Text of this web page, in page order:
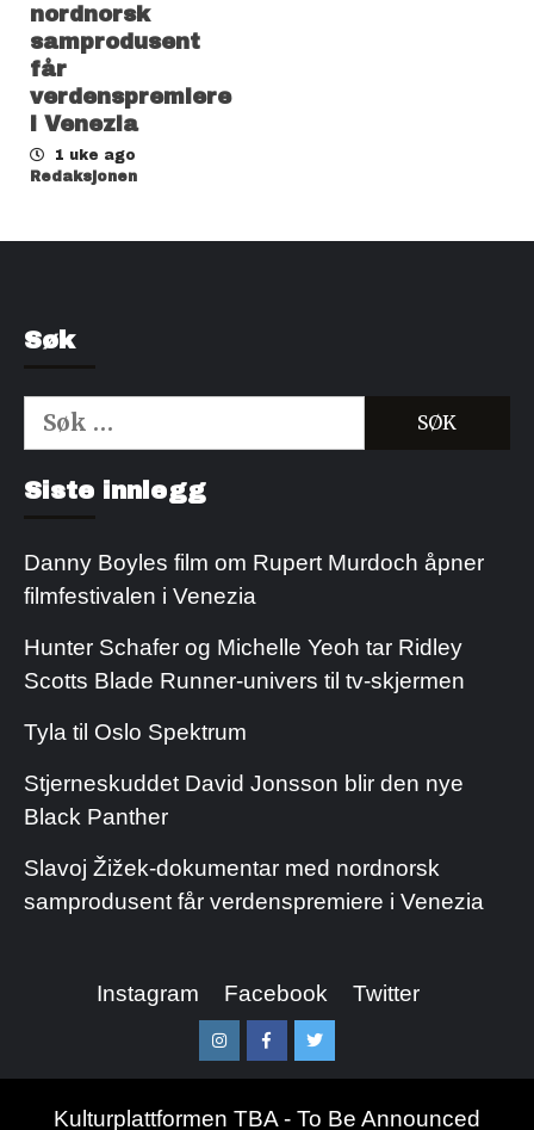
nordnorsk
samprodusent
får
verdenspremiere
i Venezia
1 uke ago
Redaksjonen
Søk
Søk
etter:
Siste innlegg
Danny Boyles film om Rupert Murdoch åpner
filmfestivalen i Venezia
Hunter Schafer og Michelle Yeoh tar Ridley
Scotts Blade Runner-univers til tv-skjermen
Tyla til Oslo Spektrum
Stjerneskuddet David Jonsson blir den nye
Black Panther
Slavoj Žižek-dokumentar med nordnorsk
samprodusent får verdenspremiere i Venezia
Instagram Facebook Twitter
InstagramFacebookTwitter
Kulturplattformen TBA - To Be Announced